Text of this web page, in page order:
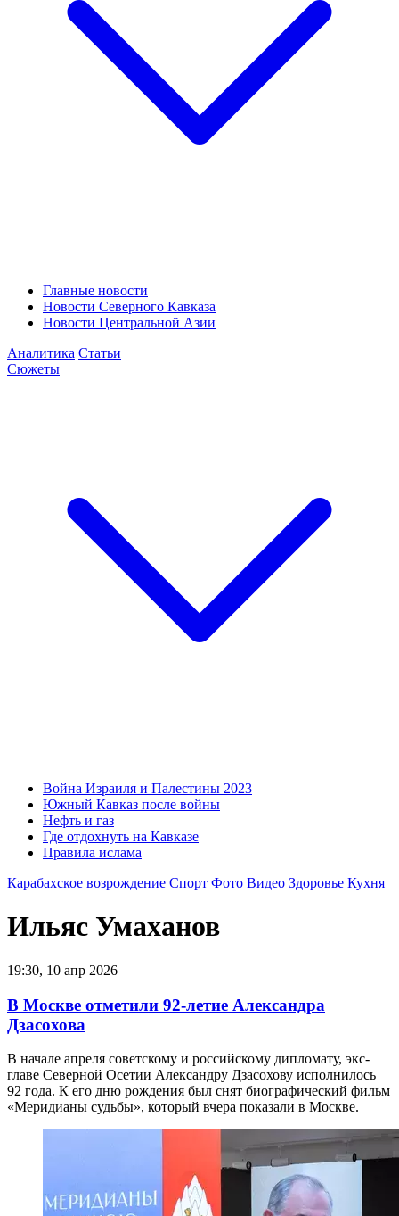
Главные новости
Новости Северного Кавказа
Новости Центральной Азии
Аналитика Статьи
Сюжеты
Война Израиля и Палестины 2023
Южный Кавказ после войны
Нефть и газ
Где отдохнуть на Кавказе
Правила ислама
Карабахское возрождение Спорт Фото Видео Здоровье Кухня
Ильяс Умаханов
19:30, 10 апр 2026
В Москве отметили 92-летие Александра
Дзасохова
В начале апреля советскому и российскому дипломату, экс-
главе Северной Осетии Александру Дзасохову исполнилось
92 года. К его дню рождения был снят биографический фильм
«Меридианы судьбы», который вчера показали в Москве.